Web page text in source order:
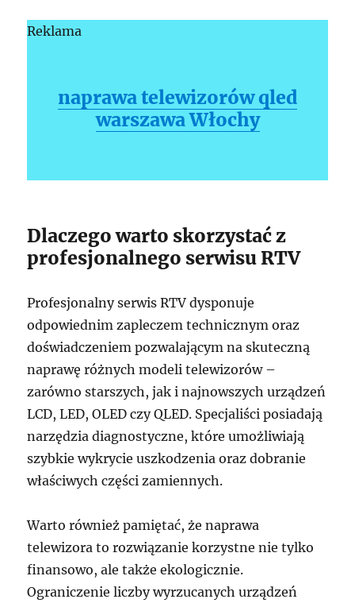
Reklama
naprawa telewizorów qled
warszawa Włochy
Dlaczego warto skorzystać z
profesjonalnego serwisu RTV
Profesjonalny serwis RTV dysponuje
odpowiednim zapleczem technicznym oraz
doświadczeniem pozwalającym na skuteczną
naprawę różnych modeli telewizorów –
zarówno starszych, jak i najnowszych urządzeń
LCD, LED, OLED czy QLED. Specjaliści posiadają
narzędzia diagnostyczne, które umożliwiają
szybkie wykrycie uszkodzenia oraz dobranie
właściwych części zamiennych.
Warto również pamiętać, że naprawa
telewizora to rozwiązanie korzystne nie tylko
finansowo, ale także ekologicznie.
Ograniczenie liczby wyrzucanych urządzeń